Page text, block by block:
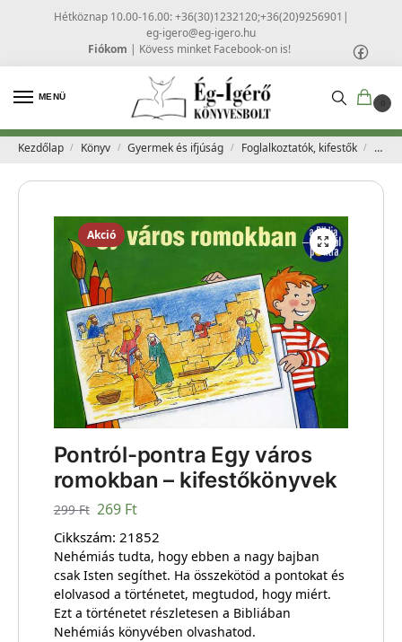
Hétköznap 10.00-16.00: +36(30)1232120;+36(20)9256901 |
eg-igero@eg-igero.hu
Fiókom | Kövess minket Facebook-on is!
MENÜ
0
Kezdőlap / Könyv / Gyermek és ifjúság / Foglalkoztatók, kifestők /
Akció
Pontról-pontra Egy város
romokban – kifestőkönyvek
299Ft 269 Ft
Cikkszám: 21852
Nehémiás tudta, hogy ebben a nagy bajban
csak Isten segíthet. Ha összekötöd a pontokat és
elolvasod a történetet, megtudod, hogy miért.
Ezt a történetet részletesen a Bibliában
Nehémiás könyvében olvashatod.